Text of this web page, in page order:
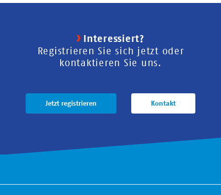
Interessiert?
Registrieren Sie sich jetzt oder
kontaktieren Sie uns.
Jetzt registrieren Kontakt